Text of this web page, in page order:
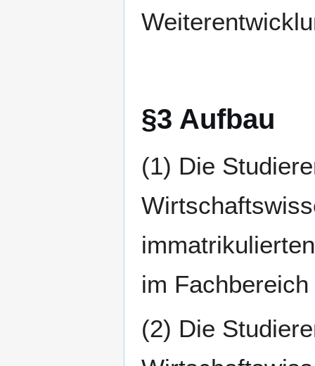
§3 Aufbau
(1) Die
im
(2) Die